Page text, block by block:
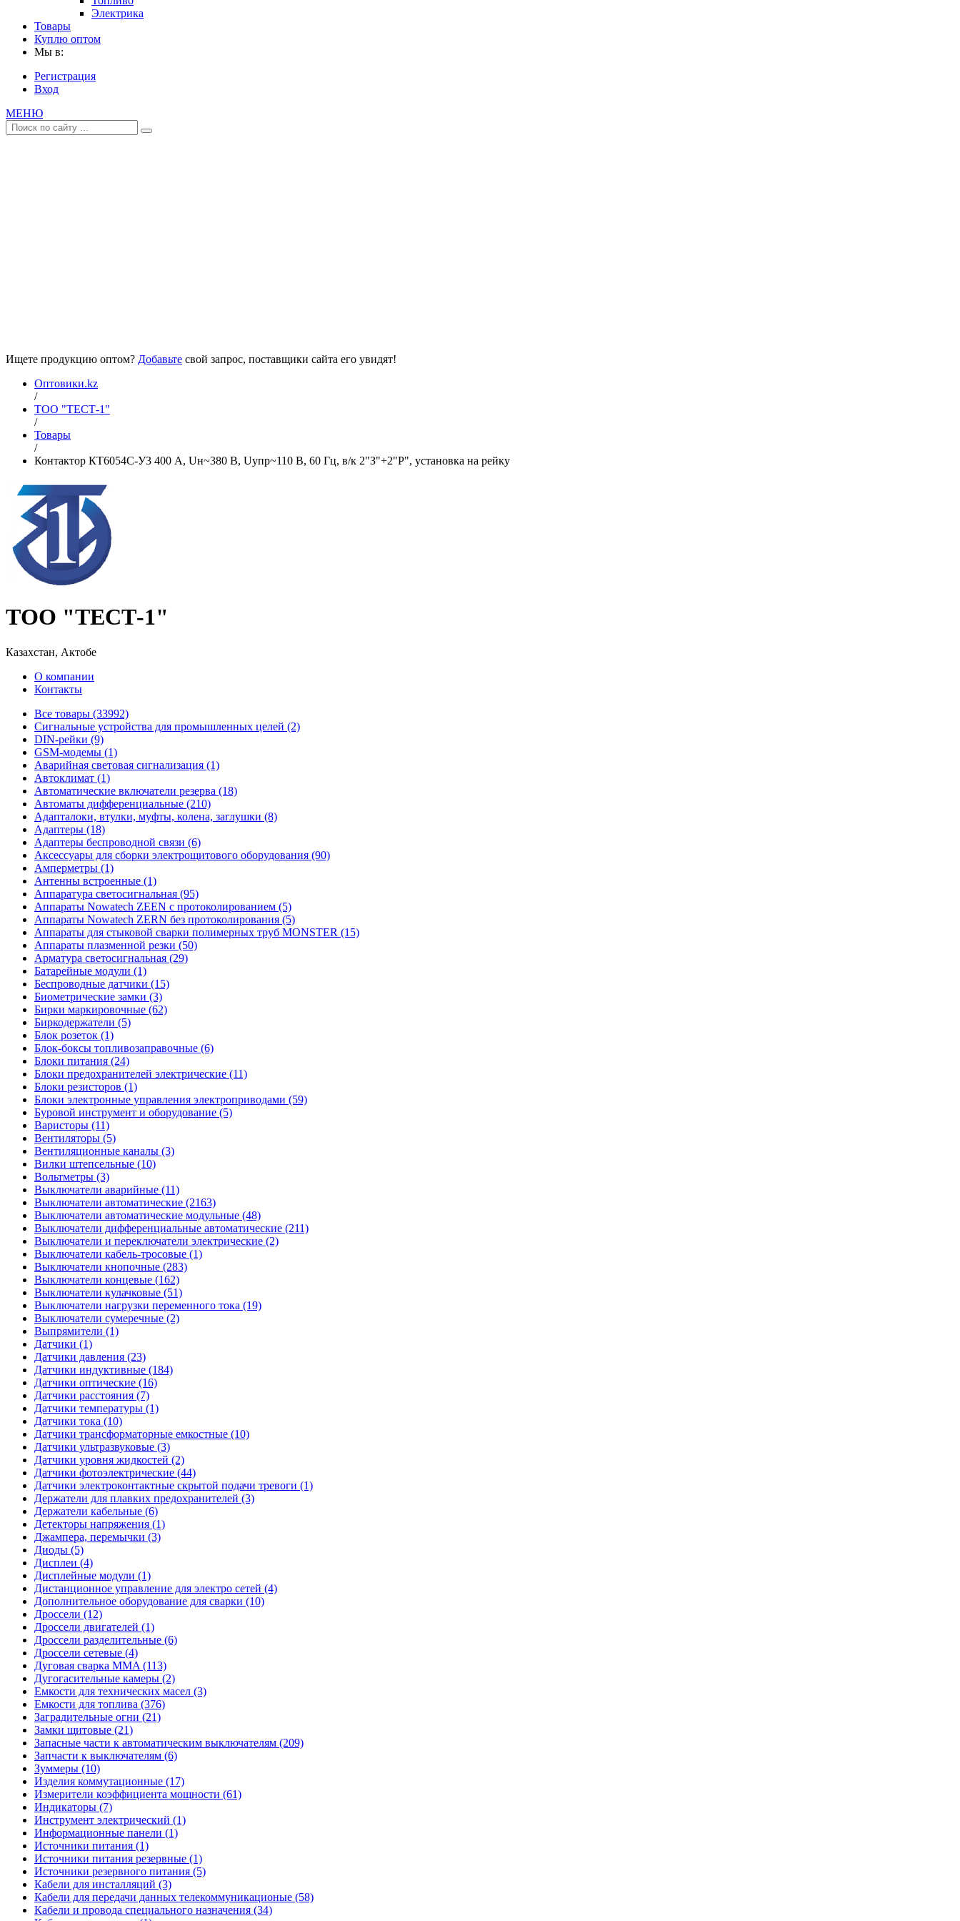
Электрика
Товары
Куплю оптом
Мы в:
Регистрация
Вход
МЕНЮ
Ищете продукцию оптом? Добавьте свой запрос, поставщики сайта его увидят!
Оптовики.kz
/
ТОО "ТЕСТ-1"
/
Товары
/
Контактор КТ6054С-У3 400 А, Uн~380 В, Uупр~110 В, 60 Гц, в/к 2"З"+2"Р", установка на рейку
ТОО "ТЕСТ-1"
Казахстан, Актобе
О компании
Контакты
Все товары (33992)
Cигнальные устройства для промышленных целей (2)
DIN-рейки (9)
GSM-модемы (1)
Аварийная световая сигнализация (1)
Автоклимат (1)
Автоматические включатели резерва (18)
Автоматы дифференциальные (210)
Адапталоки, втулки, муфты, колена, заглушки (8)
Адаптеры (18)
Адаптеры беспроводной связи (6)
Аксессуары для сборки электрощитового оборудования (90)
Амперметры (1)
Антенны встроенные (1)
Аппаратура светосигнальная (95)
Аппараты Nowatech ZEEN c протоколированием (5)
Аппараты Nowatech ZERN без протоколирования (5)
Аппараты для стыковой сварки полимерных труб MONSTER (15)
Аппараты плазменной резки (50)
Арматура светосигнальная (29)
Батарейные модули (1)
Беспроводные датчики (15)
Биометрические замки (3)
Бирки маркировочные (62)
Биркодержатели (5)
Блок розеток (1)
Блок-боксы топливозаправочные (6)
Блоки питания (24)
Блоки предохранителей электрические (11)
Блоки резисторов (1)
Блоки электронные управления электроприводами (59)
Буровой инструмент и оборудование (5)
Варисторы (11)
Вентиляторы (5)
Вентиляционные каналы (3)
Вилки штепсельные (10)
Вольтметры (3)
Выключатели аварийные (11)
Выключатели автоматические (2163)
Выключатели автоматические модульные (48)
Выключатели дифференциальные автоматические (211)
Выключатели и переключатели электрические (2)
Выключатели кабель-тросовые (1)
Выключатели кнопочные (283)
Выключатели концевые (162)
Выключатели кулачковые (51)
Выключатели нагрузки переменного тока (19)
Выключатели сумеречные (2)
Выпрямители (1)
Датчики (1)
Датчики давления (23)
Датчики индуктивные (184)
Датчики оптические (16)
Датчики расстояния (7)
Датчики температуры (1)
Датчики тока (10)
Датчики трансформаторные емкостные (10)
Датчики ультразвуковые (3)
Датчики уровня жидкостей (2)
Датчики фотоэлектрические (44)
Датчики электроконтактные скрытой подачи тревоги (1)
Держатели для плавких предохранителей (3)
Держатели кабельные (6)
Детекторы напряжения (1)
Джампера, перемычки (3)
Диоды (5)
Дисплеи (4)
Дисплейные модули (1)
Дистанционное управление для электро сетей (4)
Дополнительное оборудование для сварки (10)
Дроссели (12)
Дроссели двигателей (1)
Дроссели разделительные (6)
Дроссели сетевые (4)
Дуговая сварка MMA (113)
Дугогасительные камеры (2)
Емкости для технических масел (3)
Емкости для топлива (376)
Заградительные огни (21)
Замки щитовые (21)
Запасные части к автоматическим выключателям (209)
Запчасти к выключателям (6)
Зуммеры (10)
Изделия коммутационные (17)
Измерители коэффициента мощности (61)
Индикаторы (7)
Инструмент электрический (1)
Информационные панели (1)
Источники питания (1)
Источники питания резервные (1)
Источники резервного питания (5)
Кабели для инсталляций (3)
Кабели для передачи данных телекоммуникационые (58)
Кабели и провода специального назначения (34)